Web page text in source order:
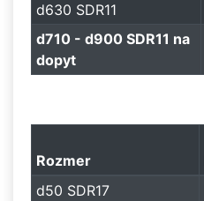
d630 SDR11
d710 - d900 SDR11 na
dopyt
Rozmer
d50 SDR17